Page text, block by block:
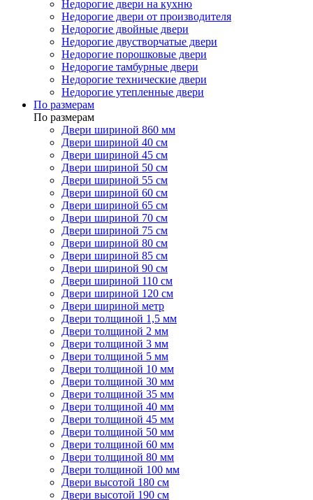
Недорогие двери на кухню
Недорогие двери от производителя
Недорогие двойные двери
Недорогие двустворчатые двери
Недорогие порошковые двери
Недорогие тамбурные двери
Недорогие технические двери
Недорогие утепленные двери
По размерам
По размерам
Двери шириной 860 мм
Двери шириной 40 см
Двери шириной 45 см
Двери шириной 50 см
Двери шириной 55 см
Двери шириной 60 см
Двери шириной 65 см
Двери шириной 70 см
Двери шириной 75 см
Двери шириной 80 см
Двери шириной 85 см
Двери шириной 90 см
Двери шириной 110 см
Двери шириной 120 см
Двери шириной метр
Двери толщиной 1,5 мм
Двери толщиной 2 мм
Двери толщиной 3 мм
Двери толщиной 5 мм
Двери толщиной 10 мм
Двери толщиной 30 мм
Двери толщиной 35 мм
Двери толщиной 40 мм
Двери толщиной 45 мм
Двери толщиной 50 мм
Двери толщиной 60 мм
Двери толщиной 80 мм
Двери толщиной 100 мм
Двери высотой 180 см
Двери высотой 190 см